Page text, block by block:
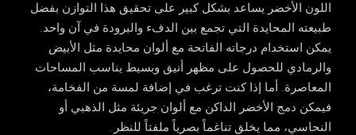
اللون الأخضر يساعد بشكل كبير على تحقيق هذا التوازن بفضل
طبيعته المحايدة التي تجمع بين الدفء والبرودة في آن واحد.
يمكن استخدام درجاته الفاتحة مع ألوان محايدة مثل الأبيض
والرمادي للحصول على مظهر أنيق وبسيط يناسب المساحات
المعاصرة. أما إذا كنت ترغب في إضافة لمسة من الفخامة،
فيمكن دمج الأخضر الداكن مع ألوان جريئة مثل الذهبي أو
النحاسي، مما يخلق تناغماً بصرياً ملفتاً للنظر.